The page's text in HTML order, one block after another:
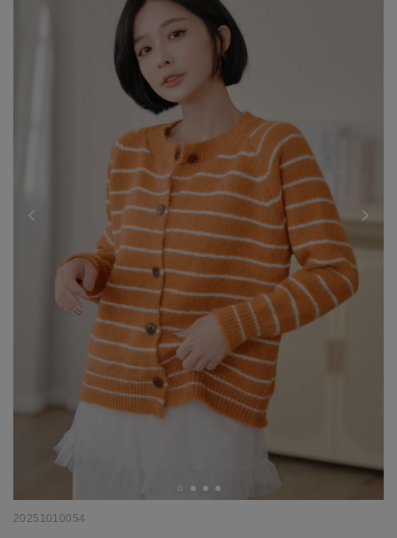
20251010054